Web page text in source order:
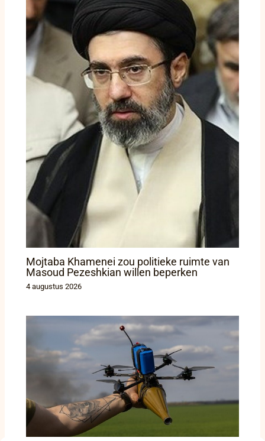
Mojtaba Khamenei zou politieke ruimte van
Masoud Pezeshkian willen beperken
4 augustus 2026